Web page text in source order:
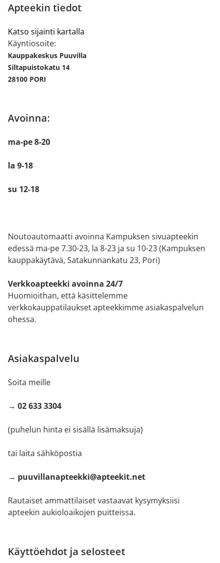
Apteekin tiedot
Katso sijainti kartalla
Käyntiosoite:
Kauppakeskus Puuvilla
Siltapuistokatu 14
28100 PORI
Avoinna:
ma-pe 8-20
la 9-18
su 12-18
Noutoautomaatti avoinna Kampuksen sivuapteekin
edessä ma-pe 7.30-23, la 8-23 ja su 10-23 (Kampuksen
kauppakäytävä, Satakunnankatu 23, Pori)
Verkkoapteekki avoinna 24/7
Huomioithan, että käsittelemme
verkkokauppatilaukset apteekkimme asiakaspalvelun
ohessa.
Asiakaspalvelu
Soita meille
→ 02 633 3304
(puhelun hinta ei sisällä lisämaksuja)
tai laita sähköpostia
→ puuvillanapteekki@apteekit.net
Rautaiset ammattilaiset vastaavat kysymyksiisi
apteekin aukioloaikojen puitteissa.
Käyttöehdot ja selosteet